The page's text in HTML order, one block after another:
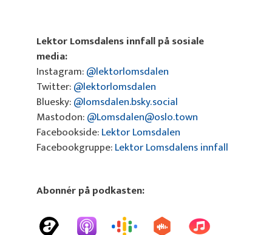
Lektor Lomsdalens innfall på sosiale
media:
Instagram:@lektorlomsdalen
Twitter:@lektorlomsdalen
Bluesky:@lomsdalen.bsky.social
Mastodon:@Lomsdalen@oslo.town
Facebookside:Lektor Lomsdalen
Facebookgruppe:Lektor Lomsdalens innfall
Abonnér på podkasten: